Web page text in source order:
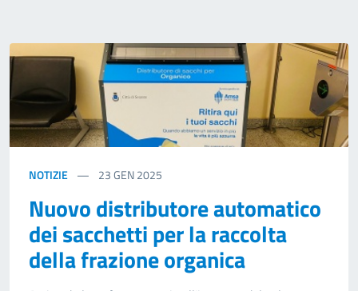
NOTIZIE 23GEN 2025
Nuovo distributore automatico
dei sacchetti per la raccolta
della frazione organica